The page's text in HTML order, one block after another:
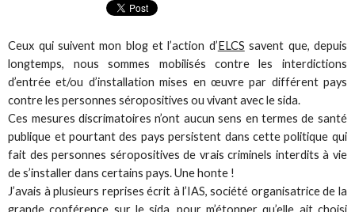
Ceux qui suivent mon blog et l’action d’ELCS savent que, depuis
longtemps, nous sommes mobilisés contre les interdictions
d’entrée et/ou d’installation mises en œuvre par différent pays
contre les personnes séropositives ou vivant avec le sida.
Ces mesures discrimatoires n’ont aucun sens en termes de santé
publique et pourtant des pays persistent dans cette politique qui
fait des personnes séropositives de vrais criminels interdits à vie
de s’installer dans certains pays. Une honte !
J’avais à plusieurs reprises écrit à l’IAS, société organisatrice de la